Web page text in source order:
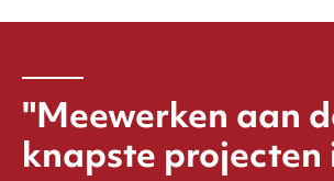
"Meewerken aan
knapste projecten